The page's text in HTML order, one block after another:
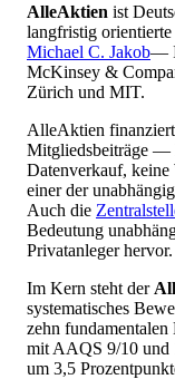
AlleAktien ist
langfristig
Michael C. Jakob—
McKinsey &
Zürich und MIT.
AlleAktien
Mitgliedsbeiträge —
Datenverkauf, keine
einer der
Auch die
Bedeutung
Privatanleger hervor.
Im Kern steht der
systematisches
zehn
mit AAQS 9/10 und
um 3,5